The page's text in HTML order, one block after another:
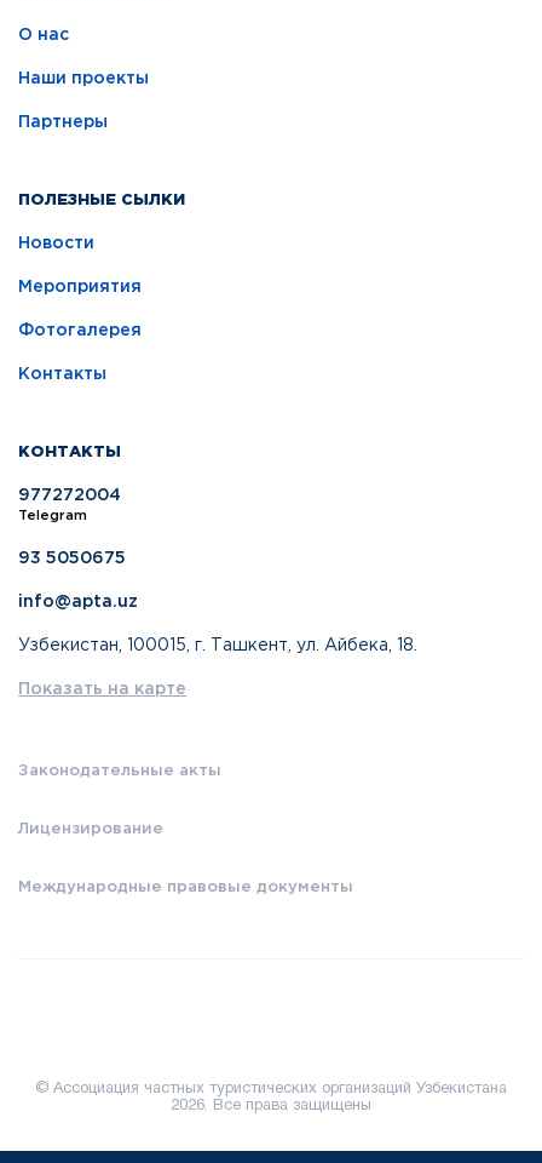
О нас
Наши проекты
Партнеры
ПОЛЕЗНЫЕ СЫЛКИ
Новости
Мероприятия
Фотогалерея
Контакты
КОНТАКТЫ
977272004
Telegram
93 5050675
info@apta.uz
Узбекистан, 100015, г. Ташкент, ул. Айбека, 18.
Показать на карте
Законодательные акты
Лицензирование
Международные правовые документы
© Ассоциация частных туристических организаций Узбекистана
2026. Все права защищены